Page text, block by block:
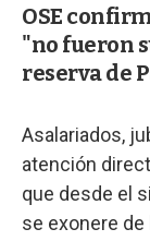
OSE
"no fueron
reserva de
Asalariados,
atención
que desde el
se exonere de